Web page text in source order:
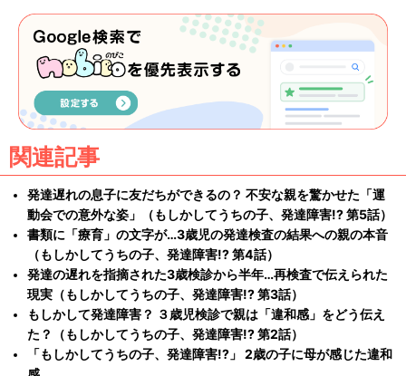
関連記事
発達遅れの息子に友だちができるの？ 不安な親を驚かせた「運
動会での意外な姿」（もしかしてうちの子、発達障害!? 第5話）
書類に「療育」の文字が…3歳児の発達検査の結果への親の本音
（もしかしてうちの子、発達障害!? 第4話）
発達の遅れを指摘された3歳検診から半年…再検査で伝えられた
現実（もしかしてうちの子、発達障害!? 第3話）
もしかして発達障害？ ３歳児検診で親は「違和感」をどう伝え
た？（もしかしてうちの子、発達障害!? 第2話）
「もしかしてうちの子、発達障害!?」 2歳の子に母が感じた違和